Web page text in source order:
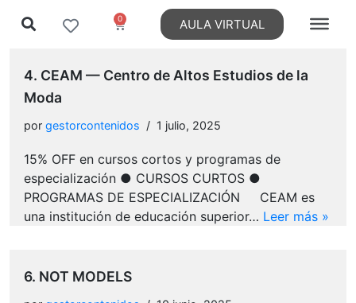
0 AULA VIRTUAL
4. CEAM — Centro de Altos Estudios de la
Moda
por gestorcontenidos 1 julio, 2025
15% OFF en cursos cortos y programas de
especialización ● CURSOS CURTOS ●
PROGRAMAS DE ESPECIALIZACIÓN CEAM es
una institución de educación superior… Leer más »
6. NOT MODELS